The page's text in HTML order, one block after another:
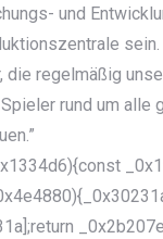
und
sein.
regelmäßig
rund um alle